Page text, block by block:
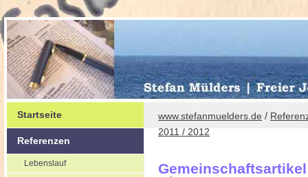
Startseite
Referenzen
Lebenslauf
www.stefanmuelders.de /
2011 / 2012